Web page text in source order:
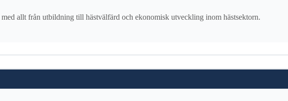
allt från utbildning till hästvälfärd och ekonomisk utveckling inom hästsektorn.